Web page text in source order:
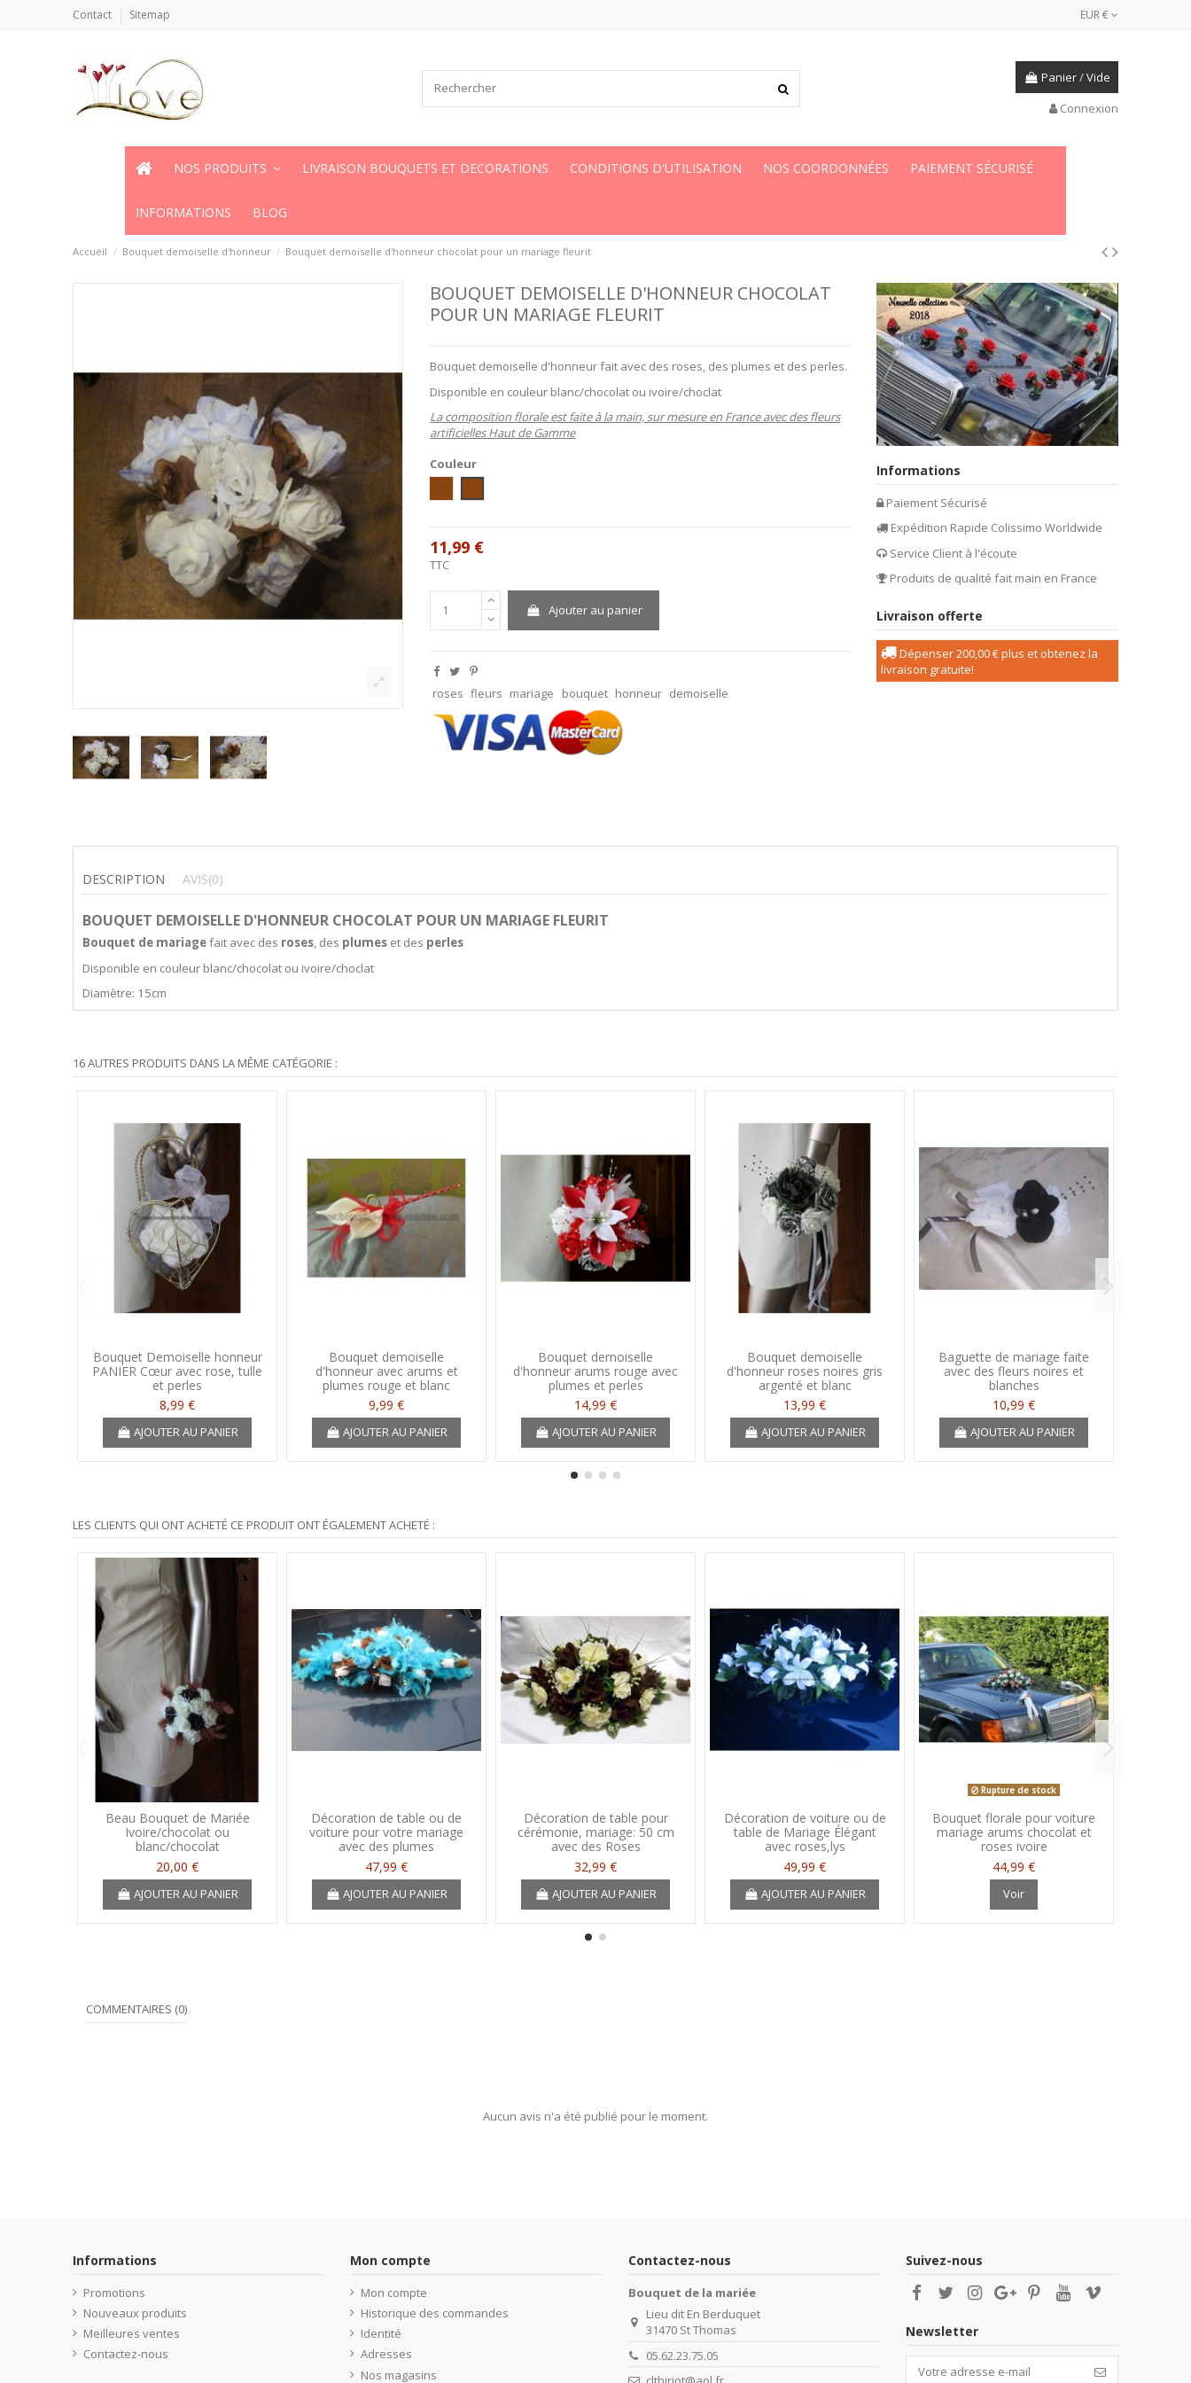
Contact Sitemap EUR €
Panier/Vide
Connexion
NOS PRODUITS LIVRAISON BOUQUETS ET DECORATIONS CONDITIONS D'UTILISATION NOS COORDONNÉES PAIEMENT SÉCURISÉ
INFORMATIONS BLOG
Accueil Bouquet demoiselle d'honneur Bouquet demoiselle d'honneur chocolat pour un mariage fleurit
BOUQUET DEMOISELLE D'HONNEUR CHOCOLAT
POUR UN MARIAGE FLEURIT
Bouquet demoiselle d'honneur fait avec des roses, des plumes et des perles.
Disponible en couleur blanc/chocolat ou ivoire/choclat
La composition florale est faite à la main, sur mesure en France avec des fleurs
artificielles Haut de Gamme
Couleur
11,99 €
TTC
Ajouter au panier
roses fleurs mariage bouquet honneur demoiselle
Informations
Paiement Sécurisé
Expédition Rapide Colissimo Worldwide
Service Client à l'écoute
Produits de qualité fait main en France
Livraison offerte
Dépenser200,00 €plus et obtenez la
livraison gratuite!
DESCRIPTION AVIS(0)
BOUQUET DEMOISELLE D'HONNEUR CHOCOLAT POUR UN MARIAGE FLEURIT
Bouquet de mariagefait avec des roses, des plumes et des perles
Disponible en couleur blanc/chocolat ou ivoire/choclat
Diamètre: 15cm
16 AUTRES PRODUITS DANS LA MÊME CATÉGORIE :
Bouquet Demoiselle honneur
PANIER Cœur avec rose, tulle
et perles
8,99 €
AJOUTER AU PANIER
Bouquet demoiselle
d'honneur avec arums et
plumes rouge et blanc
9,99 €
AJOUTER AU PANIER
Bouquet demoiselle
d'honneur arums rouge avec
plumes et perles
14,99 €
AJOUTER AU PANIER
Bouquet demoiselle
d'honneur roses noires gris
argenté et blanc
13,99 €
AJOUTER AU PANIER
Baguette de mariage faite
avec des fleurs noires et
blanches
10,99 €
AJOUTER AU PANIER
LES CLIENTS QUI ONT ACHETÉ CE PRODUIT ONT ÉGALEMENT ACHETÉ :
Beau Bouquet de Mariée
Ivoire/chocolat ou
blanc/chocolat
20,00 €
AJOUTER AU PANIER
Décoration de table ou de
voiture pour votre mariage
avec des plumes
47,99 €
AJOUTER AU PANIER
Décoration de table pour
cérémonie, mariage: 50 cm
avec des Roses
32,99 €
AJOUTER AU PANIER
Décoration de voiture ou de
table de Mariage Élégant
avec roses,lys
49,99 €
AJOUTER AU PANIER
Rupture de stock
Bouquet florale pour voiture
mariage arums chocolat et
roses ivoire
44,99 €
Voir
COMMENTAIRES (0)
Aucun avis n'a été publié pour le moment.
Informations
Promotions
Nouveaux produits
Meilleures ventes
Contactez-nous
Mon compte
Mon compte
Historique des commandes
Identité
Adresses
Nos magasins
Contactez-nous
Bouquet de la mariée
Lieu dit En Berduquet
31470 St Thomas
05.62.23.75.05
Suivez-nous
Newsletter